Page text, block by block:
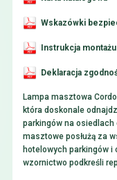
Wskazówki
Instrukcja montażu
Deklaracja
Lampa masztowa
która doskonale
parkingów na
masztowe posłużą za
hotelowych parkingów
wzornictwo podkreśli